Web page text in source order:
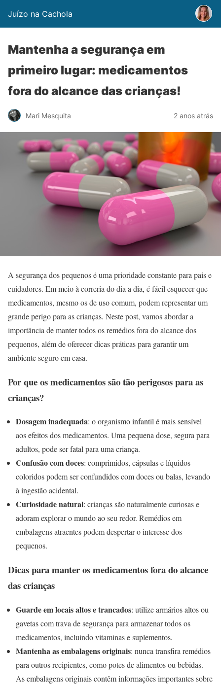
Juízo na Cachola
Mantenha a segurança em
primeiro lugar: medicamentos
fora do alcance das crianças!
Mari Mesquita 2 anos atrás
A segurança dos pequenos é uma prioridade constante para pais e
cuidadores. Em meio à correria do dia a dia, é fácil esquecer que
medicamentos, mesmo os de uso comum, podem representar um
grande perigo para as crianças. Neste post, vamos abordar a
importância de manter todos os remédios fora do alcance dos
pequenos, além de oferecer dicas práticas para garantir um
ambiente seguro em casa.
Por que os medicamentos são tão perigosos para as
crianças?
Dosagem inadequada: o organismo infantil é mais sensível
aos efeitos dos medicamentos. Uma pequena dose, segura para
adultos, pode ser fatal para uma criança.
Confusão com doces: comprimidos, cápsulas e líquidos
coloridos podem ser confundidos com doces ou balas, levando
à ingestão acidental.
Curiosidade natural: crianças são naturalmente curiosas e
adoram explorar o mundo ao seu redor. Remédios em
embalagens atraentes podem despertar o interesse dos
pequenos.
Dicas para manter os medicamentos fora do alcance
das crianças
Guarde em locais altos e trancados: utilize armários altos ou
gavetas com trava de segurança para armazenar todos os
medicamentos, incluindo vitaminas e suplementos.
Mantenha as embalagens originais: nunca transfira remédios
para outros recipientes, como potes de alimentos ou bebidas.
As embalagens originais contêm informações importantes sobre